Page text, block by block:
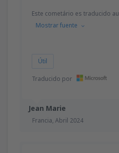
Jean Marie
Francia, Abril 2024
Este cometário es traducido
Mostrar fuente
Útil
Traducido por